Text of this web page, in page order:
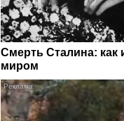
Смерть Сталина:
миром